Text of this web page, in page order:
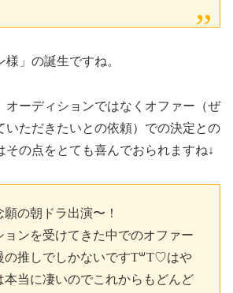
」の誕生ですね。
オーディションではなくオファー（ぜ
いただきたいとの依頼）での決定との
その点をとても喜んでおられますね↓
の朝ドラ出演〜！
ョンを受けてきた中でのオファー
の推しでしかないですT꒳​T♡はや
本当に凄いのでこれからもどんど